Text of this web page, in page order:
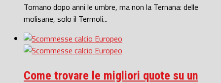
Tornano dopo anni le umbre, ma non la Ternana: delle
molisane, solo il Termoli...
Come trovare le migliori quote su un